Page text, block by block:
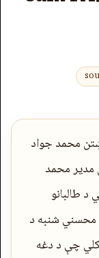
محمد جواد
محمد
طالبانو
محسني شنبه د
لیکلي چې د دغه